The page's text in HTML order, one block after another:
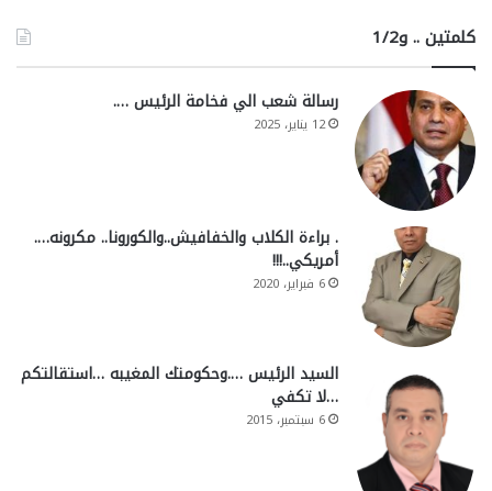
كلمتين .. و1/2
رسالة شعب الي فخامة الرئيس ….
12 يناير، 2025
. براءة الكلاب والخفافيش..والكورونا.. مكرونه….
أمريكي..!!!
6 فبراير، 2020
السيد الرئيس ….وحكومتك المغيبه …استقالتكم
…لا تكفي
6 سبتمبر، 2015